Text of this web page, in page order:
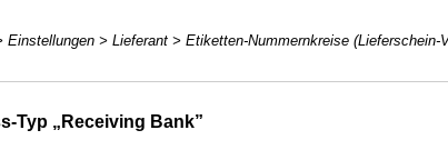
Einstellungen > Lieferant > Etiketten-Nummernkreise (Lieferschein-
Typ „Receiving Bank”